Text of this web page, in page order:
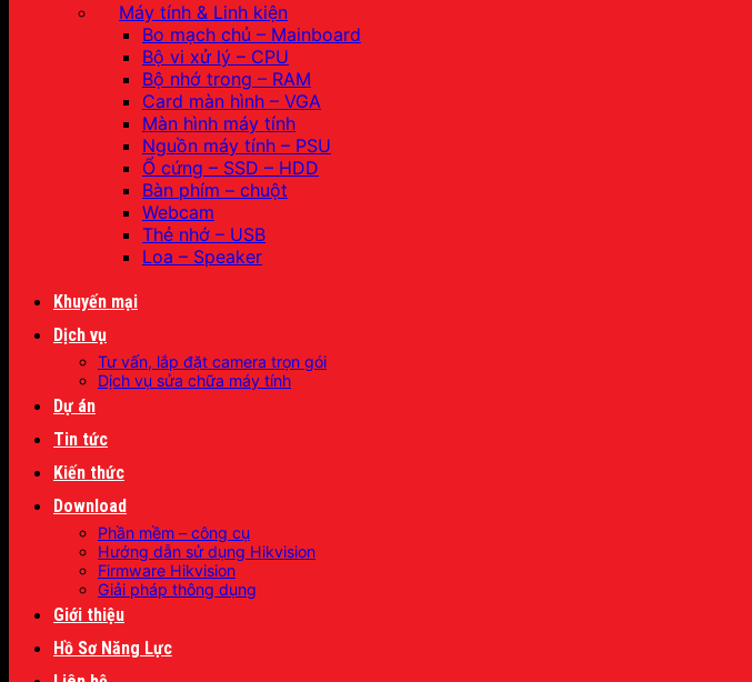
Máy tính & Linh kiện
Bo mạch chủ – Mainboard
Bộ vi xử lý – CPU
Bộ nhớ trong – RAM
Card màn hình – VGA
Màn hình máy tính
Nguồn máy tính – PSU
Ổ cứng – SSD – HDD
Bàn phím – chuột
Webcam
Thẻ nhớ – USB
Loa – Speaker
Khuyến mại
Dịch vụ
Tư vấn, lắp đặt camera trọn gói
Dịch vụ sửa chữa máy tính
Dự án
Tin tức
Kiến thức
Download
Phần mềm – công cụ
Hướng dẫn sử dụng Hikvision
Firmware Hikvision
Giải pháp thông dụng
Giới thiệu
Hồ Sơ Năng Lực